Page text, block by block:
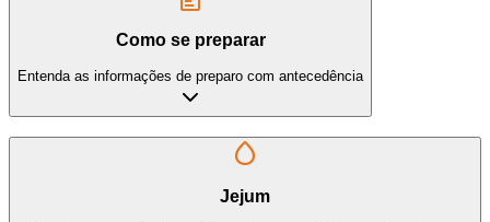
Como se preparar
Entenda as informações de preparo com antecedência
Jejum